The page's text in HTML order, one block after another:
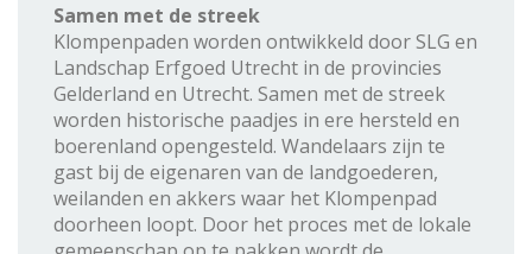
Samen met de streek
Klompenpaden worden ontwikkeld door SLG en
Landschap Erfgoed Utrecht in de provincies
Gelderland en Utrecht. Samen met de streek
worden historische paadjes in ere hersteld en
boerenland opengesteld. Wandelaars zijn te
gast bij de eigenaren van de landgoederen,
weilanden en akkers waar het Klompenpad
doorheen loopt. Door het proces met de lokale